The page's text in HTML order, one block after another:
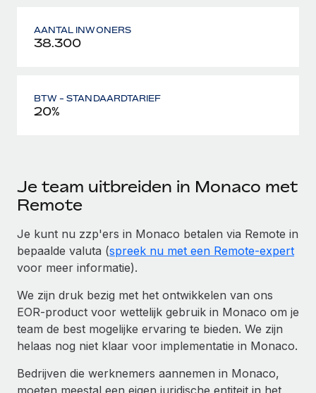
AANTAL INWONERS
38.300
BTW - STANDAARDTARIEF
20%
Je team uitbreiden in Monaco met
Remote
Je kunt nu zzp'ers in Monaco betalen via Remote in
bepaalde valuta (spreek nu met een Remote-expert
voor meer informatie).
We zijn druk bezig met het ontwikkelen van ons
EOR-product voor wettelijk gebruik in Monaco om je
team de best mogelijke ervaring te bieden. We zijn
helaas nog niet klaar voor implementatie in Monaco.
Bedrijven die werknemers aannemen in Monaco,
moeten meestal een eigen juridische entiteit in het